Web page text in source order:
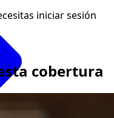
iniciar sesión
cobertura